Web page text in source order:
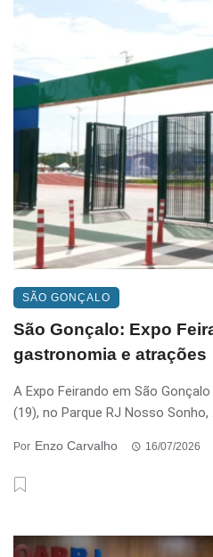
SÃO GONÇALO
São Gonçalo: Expo
gastronomia e atrações
A Expo Feirando em São
(19), no Parque RJ Nosso Sonho,
Por Enzo Carvalho 16/07/2026